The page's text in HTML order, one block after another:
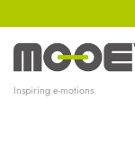
al
contenido
Inspiring e-motions